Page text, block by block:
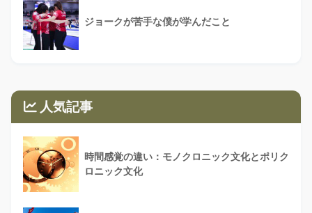
ジョークが苦手な僕が学んだこと
人気記事
時間感覚の違い：モノクロニック文化とポリク
ロニック文化